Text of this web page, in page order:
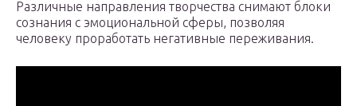
Различные направления творчества снимают блоки
сознания с эмоциональной сферы, позволяя
человеку проработать негативные переживания.